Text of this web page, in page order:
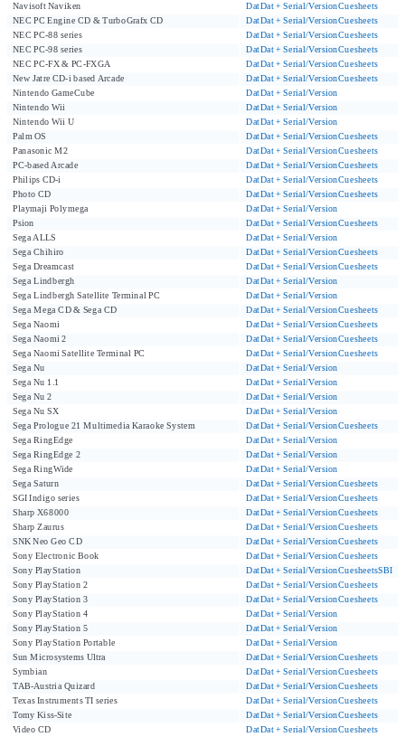
Navisoft Naviken
DatDat + Serial/VersionCuesheets
NEC PC Engine CD & TurboGrafx CD
DatDat + Serial/VersionCuesheets
NEC PC-88 series
DatDat + Serial/VersionCuesheets
NEC PC-98 series DatDat + Serial/VersionCuesheets
NEC PC-FX & PC-FXGA
DatDat + Serial/VersionCuesheets
New Jatre CD-i based Arcade
DatDat + Serial/VersionCuesheets
Nintendo GameCube
DatDat + Serial/Version
Nintendo Wii
DatDat + Serial/Version
Nintendo Wii U
DatDat + Serial/Version
Palm OS
DatDat + Serial/VersionCuesheets
Panasonic M2
DatDat + Serial/VersionCuesheets
PC-based Arcade
DatDat + Serial/VersionCuesheets
Philips CD-i
DatDat + Serial/VersionCuesheets
Photo CD
DatDat + Serial/VersionCuesheets
Playmaji Polymega
DatDat + Serial/Version
Psion
DatDat + Serial/VersionCuesheets
Sega ALLS
DatDat + Serial/Version
Sega Chihiro
DatDat + Serial/VersionCuesheets
Sega Dreamcast
DatDat + Serial/VersionCuesheets
Sega Lindbergh
DatDat + Serial/Version
Sega Lindbergh Satellite Terminal PC
DatDat + Serial/Version
Sega Mega CD & Sega CD
DatDat + Serial/VersionCuesheets
Sega Naomi
DatDat + Serial/VersionCuesheets
Sega Naomi 2
DatDat + Serial/VersionCuesheets
Sega Naomi Satellite Terminal PC
DatDat + Serial/VersionCuesheets
Sega Nu
DatDat + Serial/Version
Sega Nu 1.1
DatDat + Serial/Version
Sega Nu 2
DatDat + Serial/Version
Sega Nu SX
DatDat + Serial/Version
Sega Prologue 21 Multimedia Karaoke System
DatDat + Serial/VersionCuesheets
Sega RingEdge
DatDat + Serial/Version
Sega RingEdge 2
DatDat + Serial/Version
Sega RingWide
DatDat + Serial/Version
Sega Saturn
DatDat + Serial/VersionCuesheets
SGI Indigo series
DatDat + Serial/VersionCuesheets
Sharp X68000
DatDat + Serial/VersionCuesheets
Sharp Zaurus
DatDat + Serial/VersionCuesheets
SNK Neo Geo CD
DatDat + Serial/VersionCuesheets
Sony Electronic Book
DatDat + Serial/VersionCuesheets
Sony PlayStation
DatDat + Serial/VersionCuesheetsSBI
Sony PlayStation 2
DatDat + Serial/VersionCuesheets
Sony PlayStation 3
DatDat + Serial/VersionCuesheets
Sony PlayStation 4
DatDat + Serial/Version
Sony PlayStation 5
DatDat + Serial/Version
Sony PlayStation Portable
DatDat + Serial/Version
Sun Microsystems Ultra
DatDat + Serial/VersionCuesheets
Symbian
DatDat + Serial/VersionCuesheets
TAB-Austria Quizard
DatDat + Serial/VersionCuesheets
Texas Instruments TI series
DatDat + Serial/VersionCuesheets
Tomy Kiss-Site
DatDat + Serial/VersionCuesheets
Video CD
DatDat + Serial/VersionCuesheets